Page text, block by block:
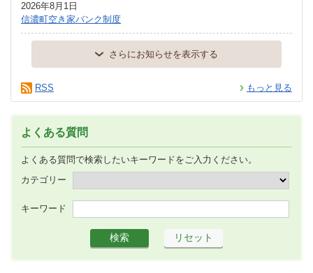
2026年8月1日
信濃町空き家バンク制度
さらにお知らせを表示する
もっと見る
RSS
よくある質問
よくある質問で検索したいキーワードをご入力ください。
カテゴリー
キーワード